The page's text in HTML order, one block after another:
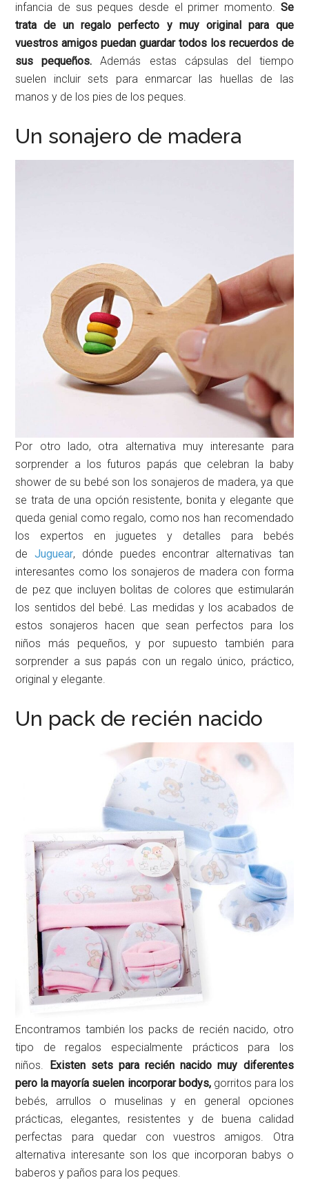
infancia de sus peques desde el primer momento. Se
trata de un regalo perfecto y muy original para que
vuestros amigos puedan guardar todos los recuerdos de
sus pequeños. Además estas cápsulas del tiempo
suelen incluir sets para enmarcar las huellas de las
manos y de los pies de los peques.
Un sonajero de madera
Por otro lado, otra alternativa muy interesante para
sorprender a los futuros papás que celebran la baby
shower de su bebé son los sonajeros de madera, ya que
se trata de una opción resistente, bonita y elegante que
queda genial como regalo, como nos han recomendado
los expertos en juguetes y detalles para bebés
deJuguear, dónde puedes encontrar alternativas tan
interesantes como los sonajeros de madera con forma
de pez que incluyen bolitas de colores que estimularán
los sentidos del bebé. Las medidas y los acabados de
estos sonajeros hacen que sean perfectos para los
niños más pequeños, y por supuesto también para
sorprender a sus papás con un regalo único, práctico,
original y elegante.
Un pack de recién nacido
Encontramos también los packs de recién nacido, otro
tipo de regalos especialmente prácticos para los
niños. Existen sets para recién nacido muy diferentes
pero la mayoría suelen incorporar bodys, gorritos para los
bebés, arrullos o muselinas y en general opciones
prácticas, elegantes, resistentes y de buena calidad
perfectas para quedar con vuestros amigos. Otra
alternativa interesante son los que incorporan babys o
baberos y paños para los peques.